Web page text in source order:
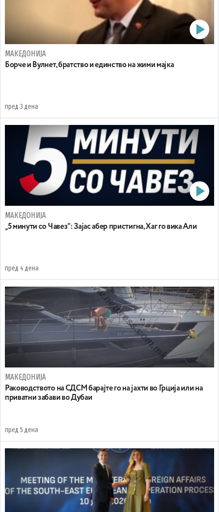
МАКЕДОНИЈА
Борче и Вулнет, братство и единство на жими мајка
пред 3 дена
МАКЕДОНИЈА
„5 минути со Чавез“: Зајас абер пристигна, Хаг го вика Али
пред 4 дена
МАКЕДОНИЈА
Раководството на СДСМ барајте го на јахти во Грција или на
приватни забави во Дубаи
пред 5 дена